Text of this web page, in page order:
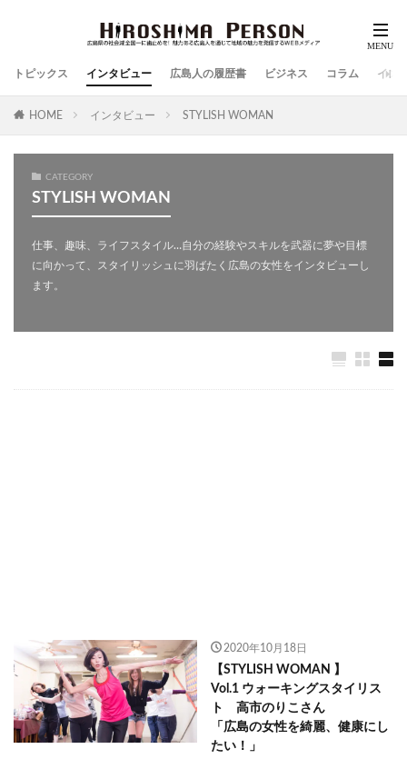
トピックス インタビュー 広島人の履歴書 ビジネス コラム イン
HOME インタビュー STYLISH WOMAN
CATEGORY
STYLISH WOMAN
仕事、趣味、ライフスタイル…自分の経験やスキルを武器に夢や目標
に向かって、スタイリッシュに羽ばたく広島の女性をインタビューし
ます。
2020年10月18日
【STYLISH WOMAN 】
Vol.1 ウォーキングスタイリス
ト 高市のりこさん
「広島の女性を綺麗、健康にし
たい！」